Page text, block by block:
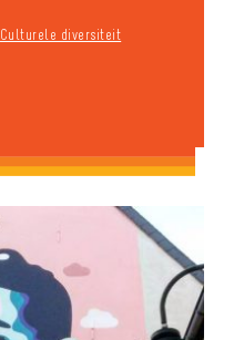
Culturele diversiteit